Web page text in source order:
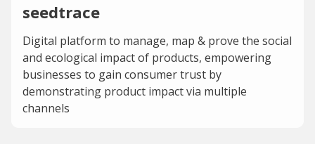
seedtrace
Digital platform to manage, map & prove the social
and ecological impact of products, empowering
businesses to gain consumer trust by
demonstrating product impact via multiple
channels